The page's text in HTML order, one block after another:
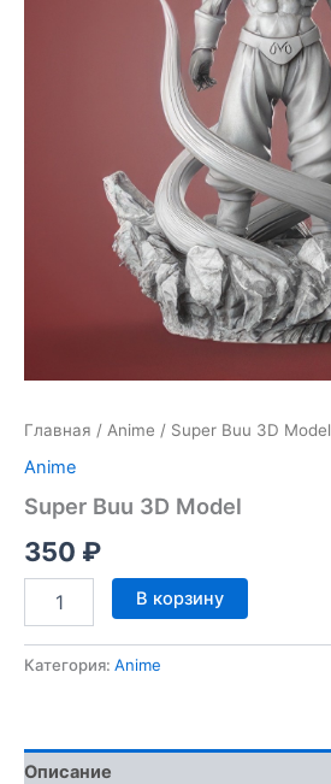
Главная / Anime / Super Buu 3D Model
Anime
Super Buu 3D Model
350 ₽
Количество
товара
Buu
В корзину
Категория: Anime
Описание